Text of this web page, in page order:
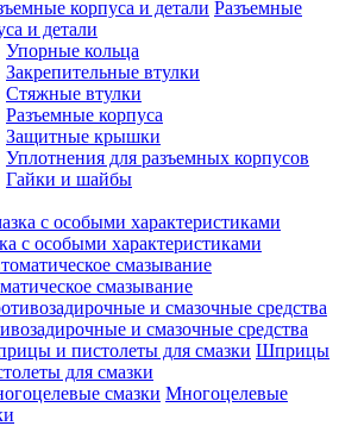
Разъемные
и детали
Упорные кольца
Закрепительные втулки
Стяжные втулки
Разъемные корпуса
Защитные крышки
Уплотнения для разъемных корпусов
Гайки и шайбы
с особыми характеристиками
смазывание
и смазочные средства
Шприцы
для смазки
Многоцелевые